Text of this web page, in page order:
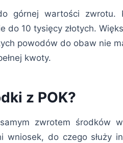
górnej wartości zwrotu.
do 10 tysięcy złotych.
powodów do obaw nie
kwoty.
z POK?
zwrotem środków
wniosek, do czego służy